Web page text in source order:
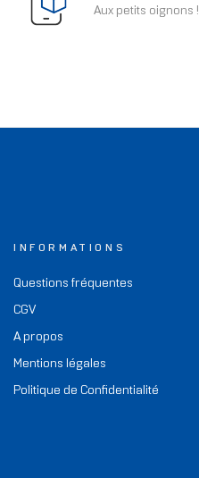
Aux petits oignons !
INFORMATIONS
Questions fréquentes
CGV
A propos
Mentions légales
Politique de Confidentialité